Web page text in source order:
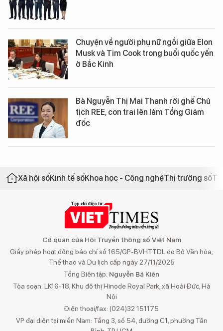
Chuyện về người phụ nữ ngồi giữa Elon
Musk và Tim Cook trong buổi quốc yến
ở Bắc Kinh
Bà Nguyễn Thị Mai Thanh rời ghế Chủ
tịch REE, con trai lên làm Tổng Giám
đốc
Xã hội sốKinh tế sốKhoa học - Công nghệThị trường số
Cơ quan của Hội Truyền thông số Việt Nam
Giấy phép hoạt động báo chí số 165/GP-BVHTTDL do Bộ Văn hóa,
Thể thao và Du lịch cấp ngày 27/11/2025
Tổng Biên tập: Nguyễn Bá Kiên
Tòa soạn: LK16-18, Khu đô thị Hinode Royal Park, xã Hoài Đức, Hà
Nội
Điện thoại/fax: (024)32 151175
VP đại diện tại miền Nam: Tầng 3, số 54, đường C1, phường Tân